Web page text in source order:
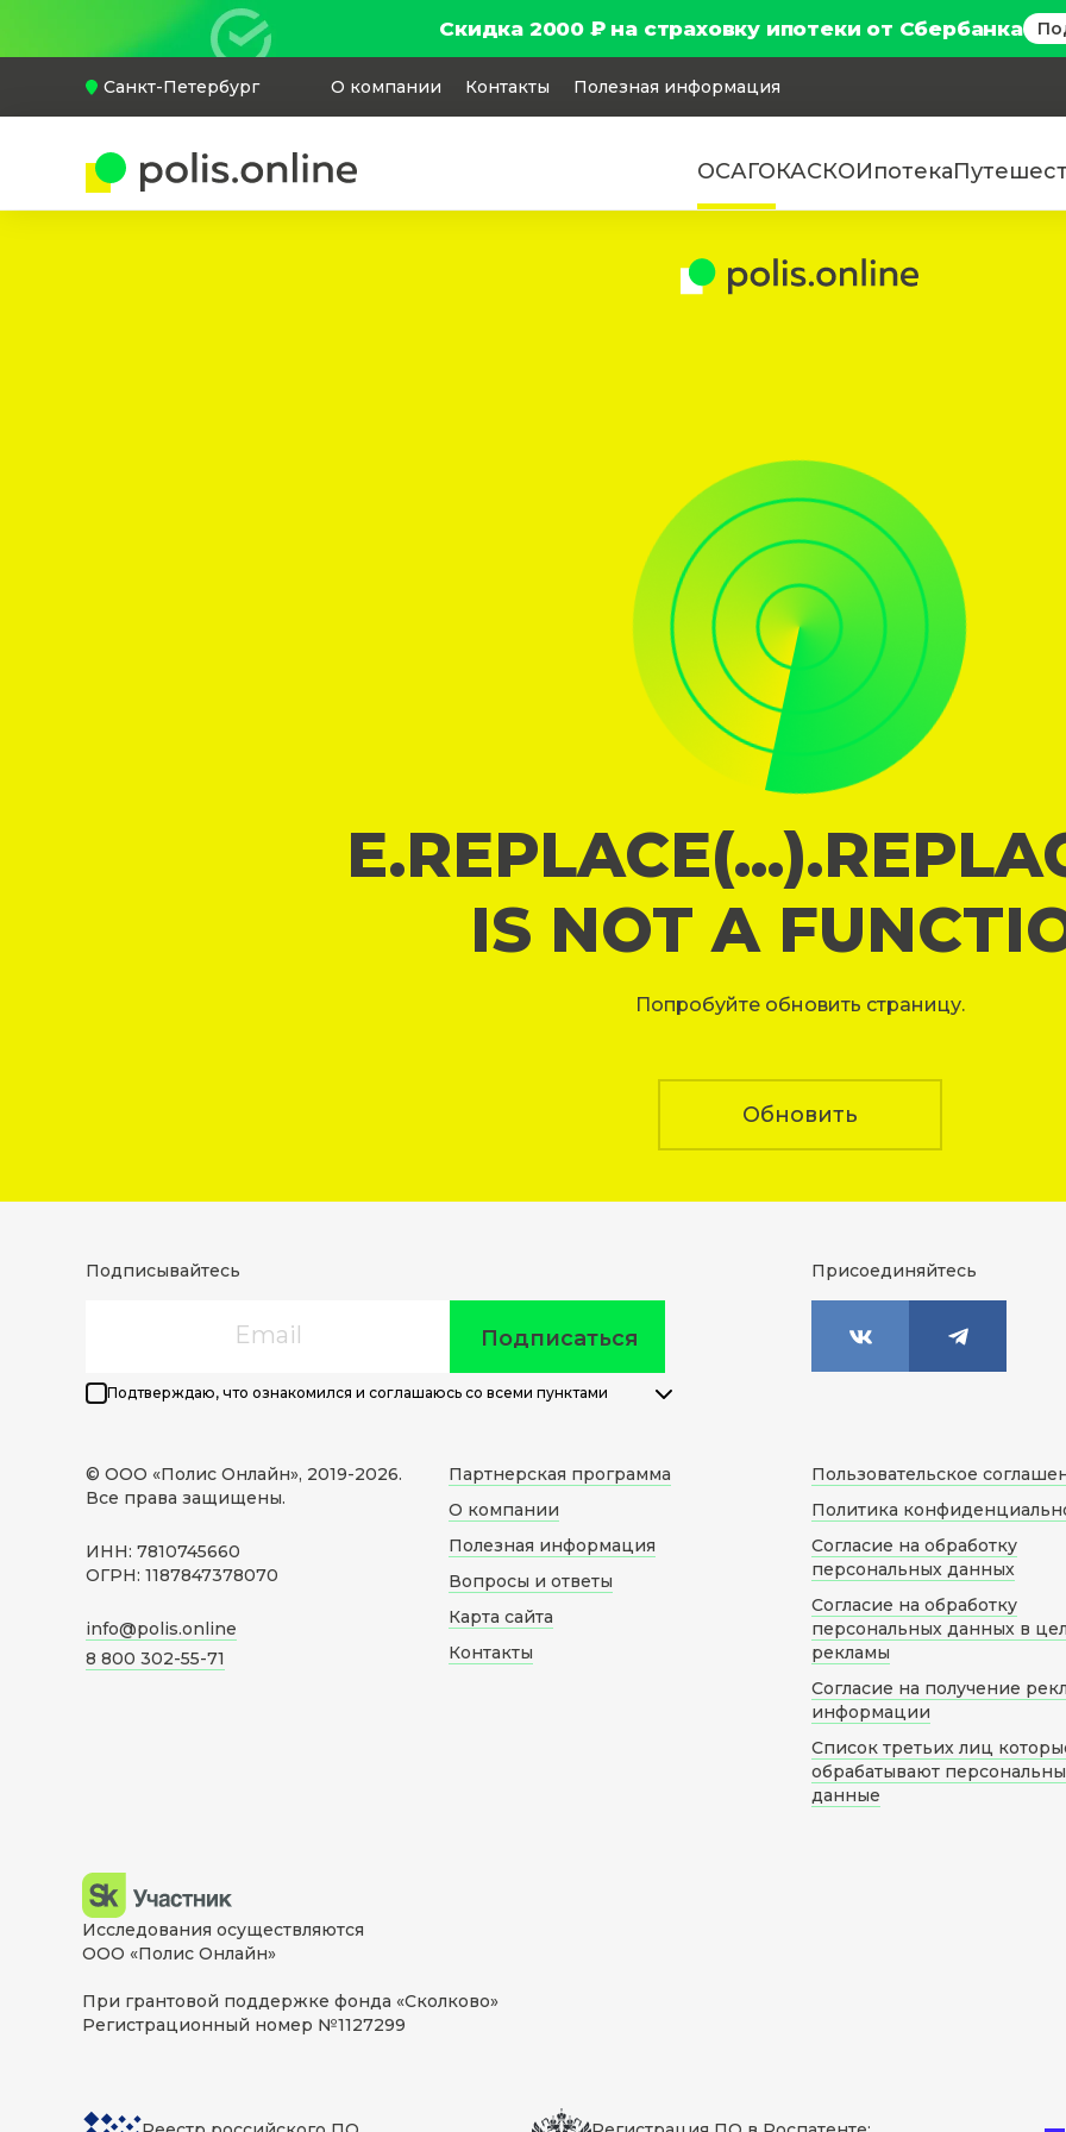
Скидка 2000 ₽ на страховку ипотеки от Сбербанка
Санкт-Петербург О компании Контакты Полезная информация
ОСАГОКАСКОИпотека
IS NOT A
Попробуйте обновить страницу.
Обновить
Подписывайтесь
Подписаться
Подтверждаю, что ознакомился и соглашаюсь со всеми пунктами
Присоединяйтесь
© ООО «Полис Онлайн», 2019-2026.
Все права защищены.
ИНН: 7810745660
ОГРН: 1187847378070
info@polis.online
8 800 302-55-71
Партнерская программа
О компании
Полезная информация
Вопросы и ответы
Карта сайта
Контакты
Пользовательское
Политика
Согласие на обработку
персональных данных
Согласие на обработку
персональных данных в
рекламы
Согласие на получение
информации
Список третьих лиц
обрабатывают
данные
Исследования осуществляются
ООО «Полис Онлайн»
При грантовой поддержке фонда «Сколково»
Регистрационный номер №1127299